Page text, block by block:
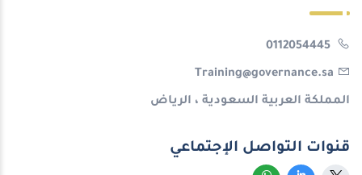
Training@governance.sa
المملكة العربية السعودية ، الرياض
قنوات التواصل الإجتماعي